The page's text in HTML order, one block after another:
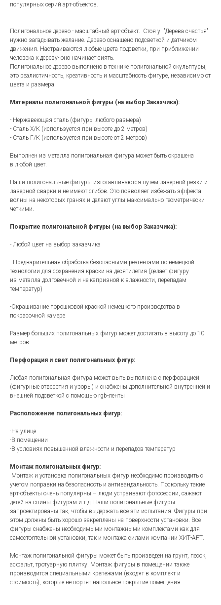
популярных серий арт-объектов.
Полигональное дерево - масштабный арт-объект. Стоя у "Дерева счастья"
нужно загадывать желание. Дерево оснащено подсветкой и датчиком
движения. Настраиваются любые цвета подсветки, при приближении
человека к дереву- оно начинает сиять.
Полигональное дерево выполнено в технике полигональной скульптуры,
это реалистичность, креативность и масштабность фигуре, независимо от
цвета и размера.
Материалы полигональной фигуры (на выбор Заказчика):
- Нержавеющая сталь (фигуры любого размера)
- Сталь Х/К (используется при высоте до 2 метров)
- Сталь Г/К (используется при высоте от 2 метров)
Выполнен из металла полигональная фигура может быть окрашена
в любой цвет.
Наши полигональные фигуры изготавливаются путем лазерной резки и
лазерной сварки и не имеют сгибов. Это позволяет избежать эффекта
волны на некоторых гранях и делают углы максимально геометрически
четкими.
Покрытие полигональной фигуры (на выбор Заказчика):
- Любой цвет на выбор заказчика
- Предварительная обработка безопасными реагентами по немецкой
технологии для сохранения краски на десятилетия (делает фигуру
из металла долговечной и не капризной к влажности, перепадам
температур)
-Окрашивание порошковой краской немецкого производства в
покрасочной камере
Размер больших полигональных фигур может достигать в высоту до 10
метров
Перфорация и свет полигональных фигур:
Любая полигональная фигура может выть выполнена с перфорацией
(фигурные отверстия и узоры) и снабжены дополнительной внутренней и
внешней подсветкой с помощью rgb-ленты
Расположение полигональных фигур:
-На улице
-В помещении
-В условиях повышенной влажности и перепадов температур
Монтаж полигональных фигур:
Монтаж и установка полигональных фигур необходимо производить с
учетом поправки на безопасность и антивандальность. Поскольку такие
арт-объекты очень популярны – люди устраивают фотосессии, сажают
детей на спины фигурам и т.д. Наши полигональные фигуры
запроектированы так, чтобы выдержать все эти испытания. Фигуры при
этом должны быть хорошо закреплены на поверхности установки. Все
фигуры снабжены необходимыми монтажными комплектами как для
самостоятельной установки, так и монтажа силами компании ХИТ-АРТ.
Монтаж полигональной фигуры может быть произведен на грунт, песок,
асфальт, тротуарную плитку. Монтаж фигуры в помещении также
производится специальными крепежами (входят в комплект и
стоимость), которые не портят напольное покрытие помещения